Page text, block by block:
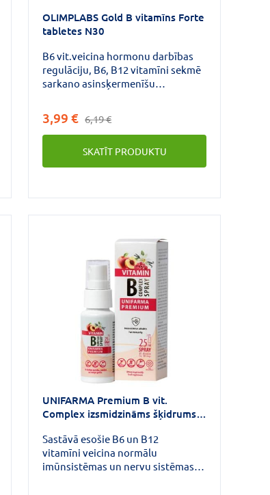
OLIMPLABS Gold B vitamīns Forte
tabletes N30
B6 vit.veicina hormonu darbības
regulāciju, B6, B12 vitamīni sekmē
sarkano asinsķermenīšu
3,99 € 6,19 €
SKATĪT PRODUKTU
UNIFARMA Premium B vit.
Complex izsmidzināms šķidrums
Sastāvā esošie B6 un B12
vitamīni veicina normālu
imūnsistēmas un nervu sistēmas